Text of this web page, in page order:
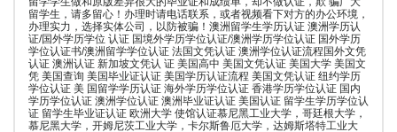
留学生，请多留心！办理时请电话联系，或者视频看下对方的办公环境，
办理实力，选择实体公司，以防被骗！澳洲留学生学历认证 澳洲学历认
证/国外学历学位 认证 国境外学历学位认证/澳洲学历学位认证 国外学历
学位认证书/澳洲留学学位认证 法国文凭认证 澳洲学位认证流程国外文凭
认证 澳洲认证 新加坡文凭认 证 美国高中 美国文凭认证 美国大学 美国文
凭 美国查询 美国毕业证认证 美国学历认证流程 美国文凭认证 纽约学历
学位认证 美 国留学学历认证 海外学历学位认证 香港学历学位认证 国内
学历学位认证 澳洲学位认证 澳洲毕业证认证 美国认证 留学生学历学位认
证 留学生毕业证认证 欧洲大学 使馆认证慕尼黑工业大学，哥廷根大学，
慕尼黑大学，开姆尼茨工业大学，卡尔斯鲁厄大学，达姆斯塔特工业大